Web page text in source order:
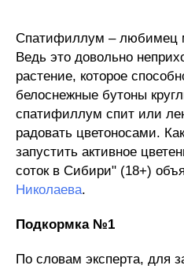
Спатифиллум – любимец
Ведь это довольно
растение, которое
белоснежные бутоны
спатифиллум спит или
радовать цветоносами.
запустить активное
соток в Сибири" (18+)
Николаева.
Подкормка №1
По словам эксперта, для